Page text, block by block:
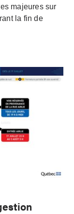
majeures sur
la fin de